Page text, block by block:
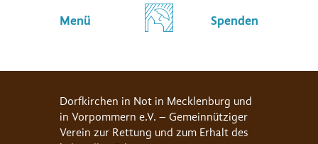
Menü Spenden
Dorfkirchen in Not in Mecklenburg und
in Vorpommern e.V. – Gemeinnütziger
Verein zur Rettung und zum Erhalt des